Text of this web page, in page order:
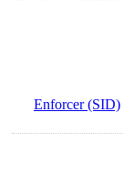
Enforcer (SID)